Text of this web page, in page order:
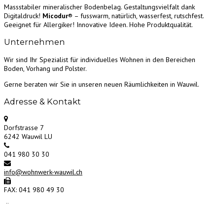
Massstabiler mineralischer Bodenbelag. Gestaltungsvielfalt dank
Digitaldruck! Micodur® – fusswarm, natürlich, wasserfest, rutschfest.
Geeignet für Allergiker! Innovative Ideen. Hohe Produktqualität.
Unternehmen
Wir sind Ihr Spezialist für individuelles Wohnen in den Bereichen
Boden, Vorhang und Polster.
Gerne beraten wir Sie in unseren neuen Räumlichkeiten in Wauwil.
Adresse & Kontakt
Dorfstrasse 7
6242 Wauwil LU
041 980 30 30
info@wohnwerk-wauwil.ch
FAX: 041 980 49 30